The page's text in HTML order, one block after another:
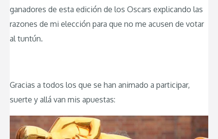
ganadores de esta edición de los Oscars explicando las
razones de mi elección para que no me acusen de votar
al tuntún.
Gracias a todos los que se han animado a participar,
suerte y allá van mis apuestas: